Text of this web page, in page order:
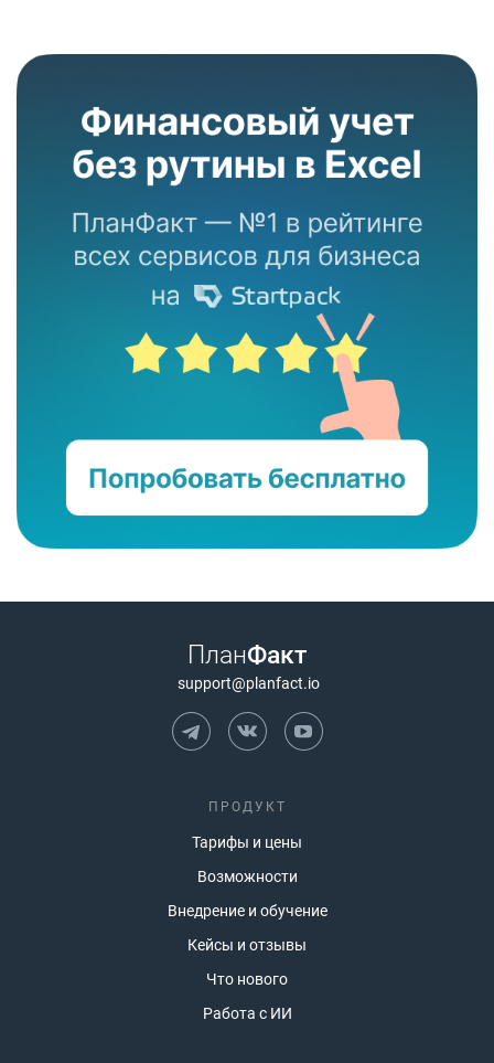
ПланФакт
support@planfact.io
ПРОДУКТ
Тарифы и цены
Возможности
Внедрение и обучение
Кейсы и отзывы
Что нового
Работа с ИИ